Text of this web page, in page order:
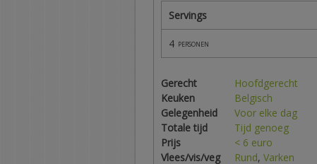
Servings
4 personen
Gerecht
Hoofdgerecht
Keuken
Belgisch
Gelegenheid
Voor elke dag
Totale tijd
Tijd genoeg
Prijs
< 6 euro
Vlees/vis/veg
Rund, Varken